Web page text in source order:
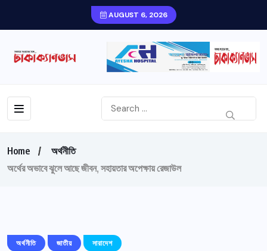
AUGUST 6, 2026
Home
অর্থনীতি
অর্থের অভাবে ঝুলে আছে জীবন, সহায়তার অপেক্ষায় রেজাউল
অর্থনীতি জাতীয় সারাদেশ